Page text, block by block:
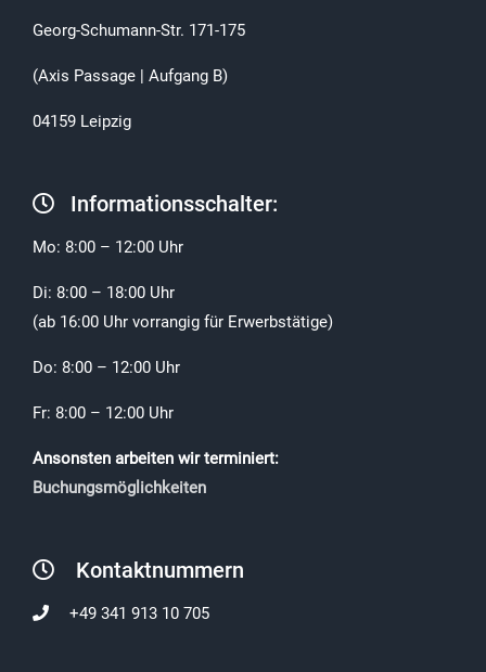
Georg-Schumann-Str. 171-175
(Axis Passage | Aufgang B)
04159 Leipzig
Informationsschalter:
Mo: 8:00 – 12:00 Uhr
Di: 8:00 – 18:00 Uhr
(ab 16:00 Uhr vorrangig für Erwerbstätige)
Do: 8:00 – 12:00 Uhr
Fr: 8:00 – 12:00 Uhr
Ansonsten arbeiten wir terminiert:
Buchungsmöglichkeiten
Kontaktnummern
+49 341 913 10 705